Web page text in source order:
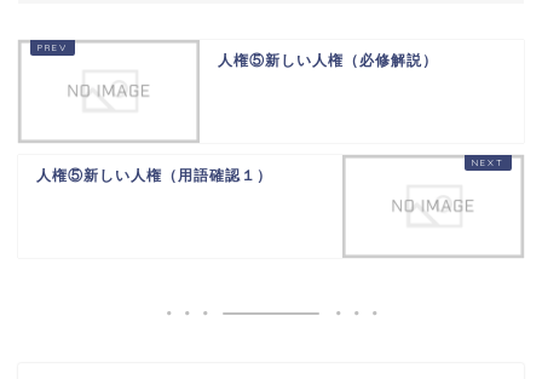
人権⑤新しい人権（必修解説）
人権⑤新しい人権（用語確認１）